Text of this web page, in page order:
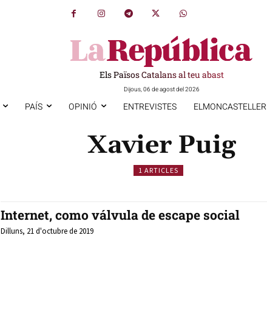
Els Països Catalans al teu abast
Dijous, 06 de agost del 2026
PAÍS OPINIÓ ENTREVISTES ELMONCASTELLER
Xavier Puig
1 ARTICLES
Internet, como válvula de escape social
Dilluns, 21 d'octubre de 2019